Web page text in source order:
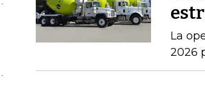
La
2026